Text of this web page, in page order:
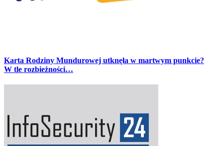
Karta Rodziny Mundurowej utknęła w martwym punkcie?
W tle rozbieżności…